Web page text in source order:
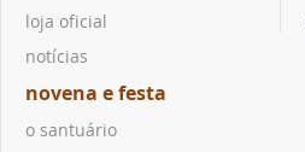
loja oficial
notícias
novena e festa
o santuário